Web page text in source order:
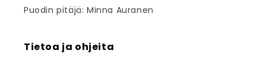
Puodin pitäjä: Minna Auranen
Tietoa ja ohjeita